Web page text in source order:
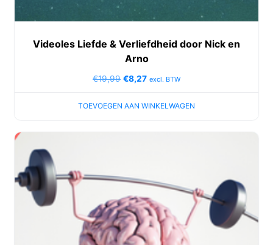
Videoles Liefde & Verliefdheid door Nick en
Arno
€19,99 €8,27 excl. BTW
TOEVOEGEN AAN WINKELWAGEN